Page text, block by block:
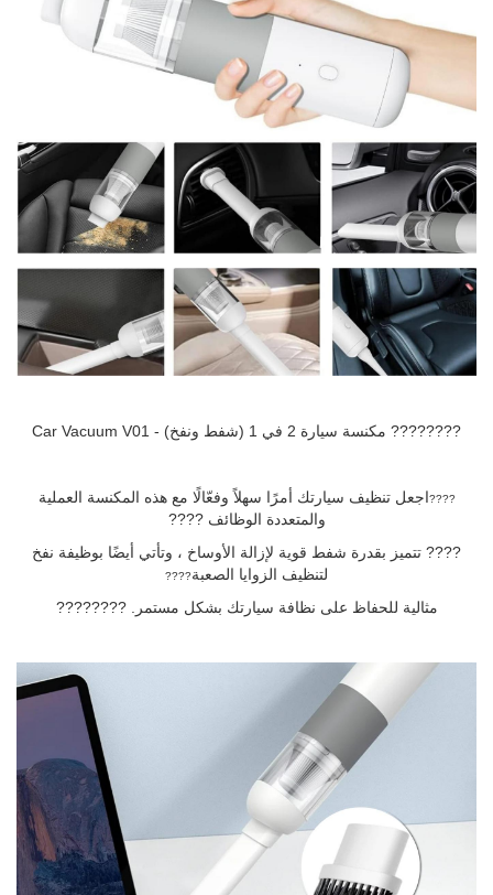
???????? مكنسة سيارة 2 في 1 (شفط ونفخ) - Car Vacuum V01
????اجعل تنظيف سيارتك أمرًا سهلاً وفعّالًا مع هذه المكنسة العملية
والمتعددة الوظائف ????
???? تتميز بقدرة شفط قوية لإزالة الأوساخ ، وتأتي أيضًا بوظيفة نفخ
لتنظيف الزوايا الصعبة????
مثالية للحفاظ على نظافة سيارتك بشكل مستمر. ????????